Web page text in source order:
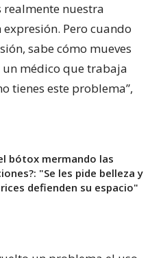
realmente nuestra
Pero cuando
sabe cómo mueves
un médico que trabaja
tienes este problema”,
bótox mermando las
"Se les pide belleza y
defienden su espacio"